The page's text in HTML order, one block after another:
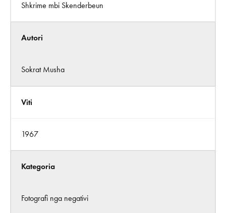
Shkrime mbi Skenderbeun
Autori
Sokrat Musha
Viti
1967
Kategoria
Fotografi nga negativi